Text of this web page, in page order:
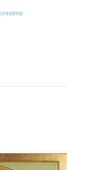
cresime